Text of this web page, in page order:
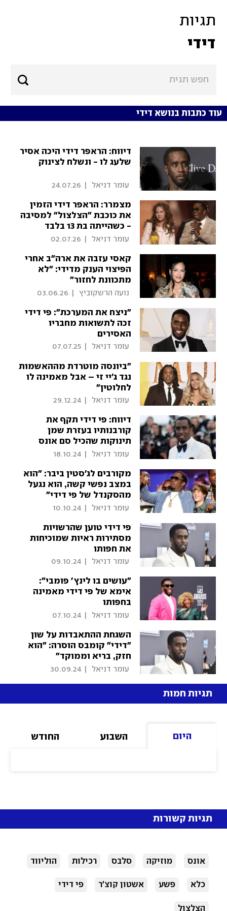
תגיות
דידי
עוד כתבות בנושא דידי
דיווח: הראפר דידי היכה אסיר
שלעג לו - ונשלח לצינוק
עומר דניאל 24.07.26
מצמרר: הראפר דידי הזמין
את כוכבת "הצלצול" למסיבה
- כשהייתה בת 13 בלבד
עומר דניאל 02.07.26
קאסי עזבה את ארה"ב אחרי
הפיצוי הענק מדידי: "לא
מתכוונת לחזור"
נועה הרשקוביץ 03.06.26
"ניצח את המערכת": פי דידי
זכה לתשואות מחבריו
האסירים
עומר דניאל 07.07.25
"ביונסה מוטרדת מההאשמות
נגד ג'יי זי – אבל מאמינה לו
לחלוטין"
עומר דניאל 29.12.24
דיווח: פי דידי תקף את
קורבנותיו בעזרת שמן
תינוקות שהכיל סם אונס
עומר דניאל 18.10.24
מקורבים לג'סטין ביבר: "הוא
במצב נפשי קשה, הוא נגעל
מהסקנדל של פי דידי"
עומר דניאל 10.10.24
פי דידי טוען שהרשויות
מסתירות ראיות שמוכיחות
את חפותו
עומר דניאל 09.10.24
"עושים בו לינץ' פומבי":
אימא של פי דידי מאמינה
בחפותו
עומר דניאל 07.10.24
השגחת ההתאבדות על שון
"דידי" קומבס הוסרה: "הוא
חזק, בריא וממוקד"
עומר דניאל 30.09.24
תגיות חמות
היום השבוע החודש
תגיות קשורות
אונס מוזיקה סלבס רכילות הוליווד
כלא פשע אשטון קוצ'ר פי דידי
הצלצול